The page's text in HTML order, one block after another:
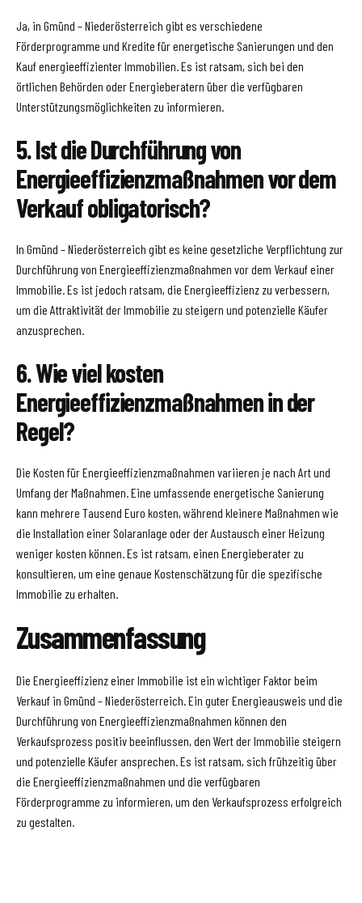
Ja, in Gmünd – Niederösterreich gibt es verschiedene
Förderprogramme und Kredite für energetische Sanierungen und den
Kauf energieeffizienter Immobilien. Es ist ratsam, sich bei den
örtlichen Behörden oder Energieberatern über die verfügbaren
Unterstützungsmöglichkeiten zu informieren.
5. Ist die Durchführung von
Energieeffizienzmaßnahmen vor dem
Verkauf obligatorisch?
In Gmünd – Niederösterreich gibt es keine gesetzliche Verpflichtung zur
Durchführung von Energieeffizienzmaßnahmen vor dem Verkauf einer
Immobilie. Es ist jedoch ratsam, die Energieeffizienz zu verbessern,
um die Attraktivität der Immobilie zu steigern und potenzielle Käufer
anzusprechen.
6. Wie viel kosten
Energieeffizienzmaßnahmen in der
Regel?
Die Kosten für Energieeffizienzmaßnahmen variieren je nach Art und
Umfang der Maßnahmen. Eine umfassende energetische Sanierung
kann mehrere Tausend Euro kosten, während kleinere Maßnahmen wie
die Installation einer Solaranlage oder der Austausch einer Heizung
weniger kosten können. Es ist ratsam, einen Energieberater zu
konsultieren, um eine genaue Kostenschätzung für die spezifische
Immobilie zu erhalten.
Zusammenfassung
Die Energieeffizienz einer Immobilie ist ein wichtiger Faktor beim
Verkauf in Gmünd – Niederösterreich. Ein guter Energieausweis und die
Durchführung von Energieeffizienzmaßnahmen können den
Verkaufsprozess positiv beeinflussen, den Wert der Immobilie steigern
und potenzielle Käufer ansprechen. Es ist ratsam, sich frühzeitig über
die Energieeffizienzmaßnahmen und die verfügbaren
Förderprogramme zu informieren, um den Verkaufsprozess erfolgreich
zu gestalten.